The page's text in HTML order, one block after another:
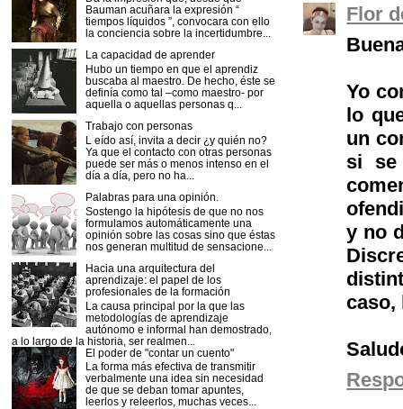
Flor
Yo
lo
un
si se
y no
caso,
Bauman acuñara la expresión “
tiempos líquidos ”, convocara con ello
la conciencia sobre la incertidumbre...
La capacidad de aprender
Hubo un tiempo en que el aprendiz
buscaba al maestro. De hecho, éste se
definía como tal –como maestro- por
aquella o aquellas personas q...
Trabajo con personas
L eído así, invita a decir ¿y quién no?
Ya que el contacto con otras personas
puede ser más o menos intenso en el
día a día, pero no ha...
Palabras para una opinión.
Sostengo la hipótesis de que no nos
formulamos automáticamente una
opinión sobre las cosas sino que éstas
nos generan multitud de sensacione...
Hacia una arquitectura del
aprendizaje: el papel de los
profesionales de la formación
La causa principal por la que las
metodologías de aprendizaje
autónomo e informal han demostrado,
a lo largo de la historia, ser realmen...
El poder de "contar un cuento"
La forma más efectiva de transmitir
verbalmente una idea sin necesidad
de que se deban tomar apuntes,
leerlos y releerlos, muchas veces...